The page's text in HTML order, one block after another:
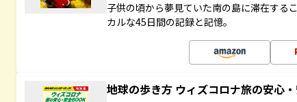
子供の頃から夢見ていた南の島に滞在する
カルな45日間の記録と記憶。
地球の歩き方 ウィズコロナ旅の安心